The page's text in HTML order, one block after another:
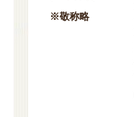
※敬称略